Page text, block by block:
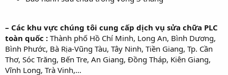
– Các khu vực chúng tôi cung cấp dịch vụ sửa chữa PLC
toàn quốc : Thành phố Hồ Chí Minh, Long An, Bình Dương,
Bình Phước, Bà Rịa-Vũng Tàu, Tây Ninh, Tiền Giang, Tp. Cần
Thơ, Sóc Trăng, Bến Tre, An Giang, Đồng Tháp, Kiên Giang,
Vĩnh Long, Trà Vinh,…